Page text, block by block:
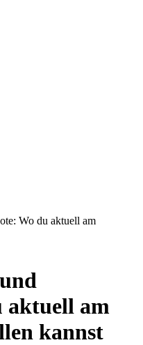
Wo du aktuell am
aktuell am
kannst